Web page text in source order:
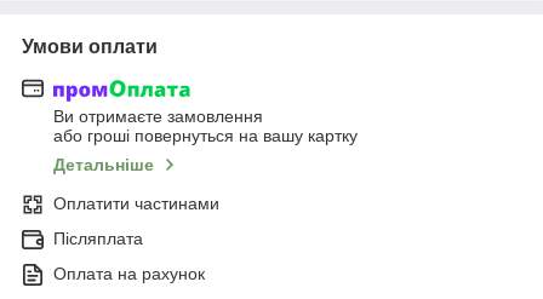
Умови оплати
Ви отримаєте замовлення
або гроші повернуться на вашу картку
Детальніше
Оплатити частинами
Післяплата
Оплата на рахунок